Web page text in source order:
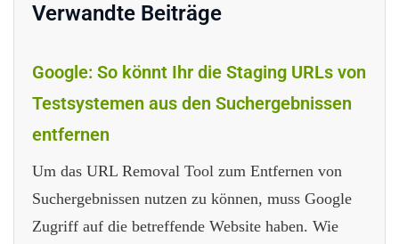
Verwandte Beiträge
Google: So könnt Ihr die Staging URLs von
Testsystemen aus den Suchergebnissen
entfernen
Um das URL Removal Tool zum Entfernen von
Suchergebnissen nutzen zu können, muss Google
Zugriff auf die betreffende Website haben. Wie